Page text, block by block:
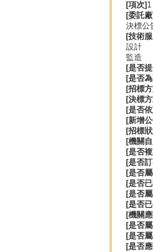
[項次]1
[委託
決標公
[技術
設計
監造
[是否
[是否
[招標
[決標
[是否
[新增
[招標
[機關
[是否
[是否
[是否
[是否
[是否
[是否
[機關
[是否
[是否
[是否